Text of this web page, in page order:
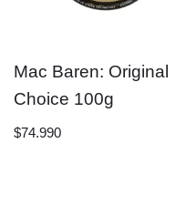
Mac Baren: Original
Choice 100g
$74.990